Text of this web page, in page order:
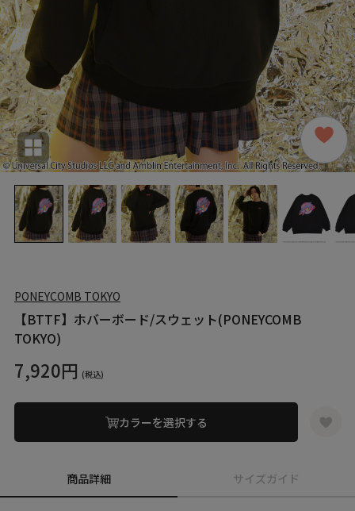
PONEYCOMB TOKYO
【BTTF】ホバーボード/スウェット(PONEYCOMB
TOKYO)
7,920円 (税込)
カラーを選択する
商品詳細 サイズガイド